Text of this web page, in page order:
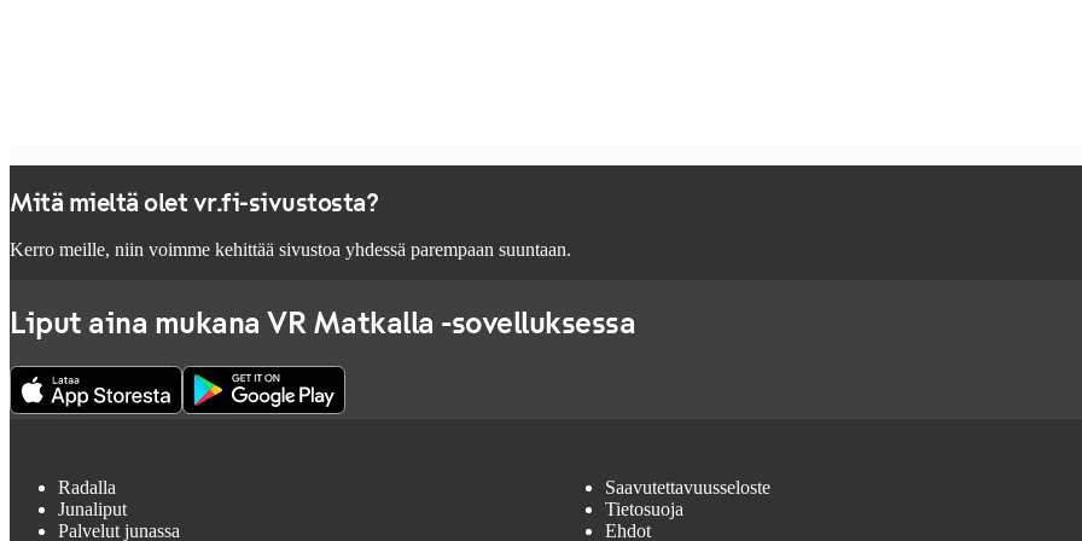
Mitä mieltä olet vr.fi-sivustosta?
Kerro meille, niin voimme kehittää sivustoa yhdessä parempaan suuntaan.
Liput aina mukana VR Matkalla -sovelluksessa
Radalla
Junaliput
Palvelut junassa
Saavutettavuusseloste
Tietosuoja
Ehdot